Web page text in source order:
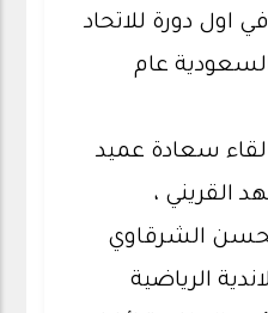
اول دورة للاتحاد
عام
سعادة عميد
القريني ،
الشرقاوي
الرياضية